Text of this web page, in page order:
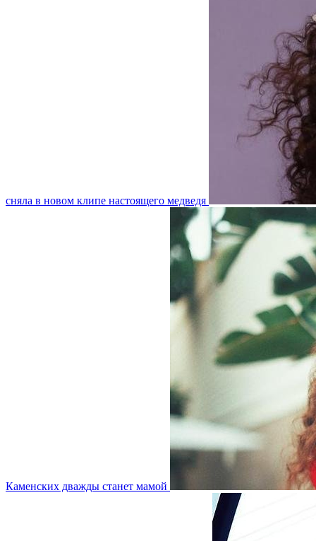
сняла в новом клипе настоящего медведя
Каменских дважды станет мамой